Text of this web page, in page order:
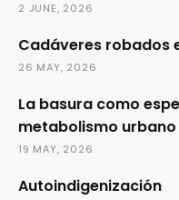
2 JUNE, 2026
Cadáveres robados
26 MAY, 2026
La basura como
metabolismo urbano
19 MAY, 2026
Autoindigenización